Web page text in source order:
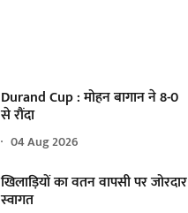
Durand Cup : मोहन बागान ने 8-0
से रौंदा
04 Aug 2026
खिलाड़ियों का वतन वापसी पर जोरदार
स्वागत